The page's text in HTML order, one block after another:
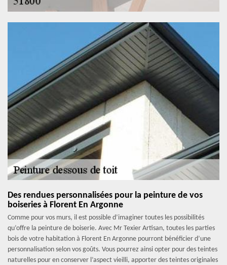
Des rendues personnalisées pour la peinture de vos
boiseries à Florent En Argonne
Comme pour vos murs, il est possible d’imaginer toutes les possibilités
qu’offre la peinture de boiserie. Avec Mr Texier Artisan, toutes les parties
bois de votre habitation à Florent En Argonne pourront bénéficier d’une
personnalisation selon vos goûts. Vous pourrez ainsi opter pour des teintes
naturelles pour en conserver l’aspect vieilli, apporter des teintes originales